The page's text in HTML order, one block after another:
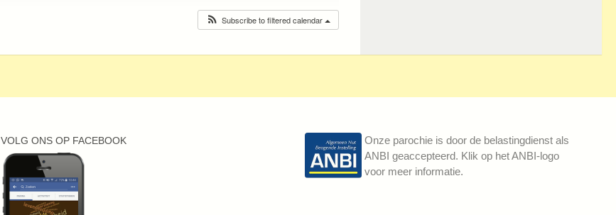
Subscribe to filtered calendar
VOLG ONS OP FACEBOOK
Onze parochie is door de belastingdienst als
ANBI geaccepteerd. Klik op het ANBI-logo
voor meer informatie.